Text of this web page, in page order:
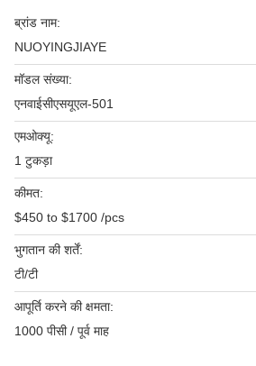
ब्रांड नाम:
NUOYINGJIAYE
मॉडल संख्या:
एनवाईसीएसयूएल-501
एमओक्यू:
1 टुकड़ा
कीमत:
$450 to $1700 /pcs
भुगतान की शर्तें:
टी/टी
आपूर्ति करने की क्षमता:
1000 पीसी / पूर्व माह